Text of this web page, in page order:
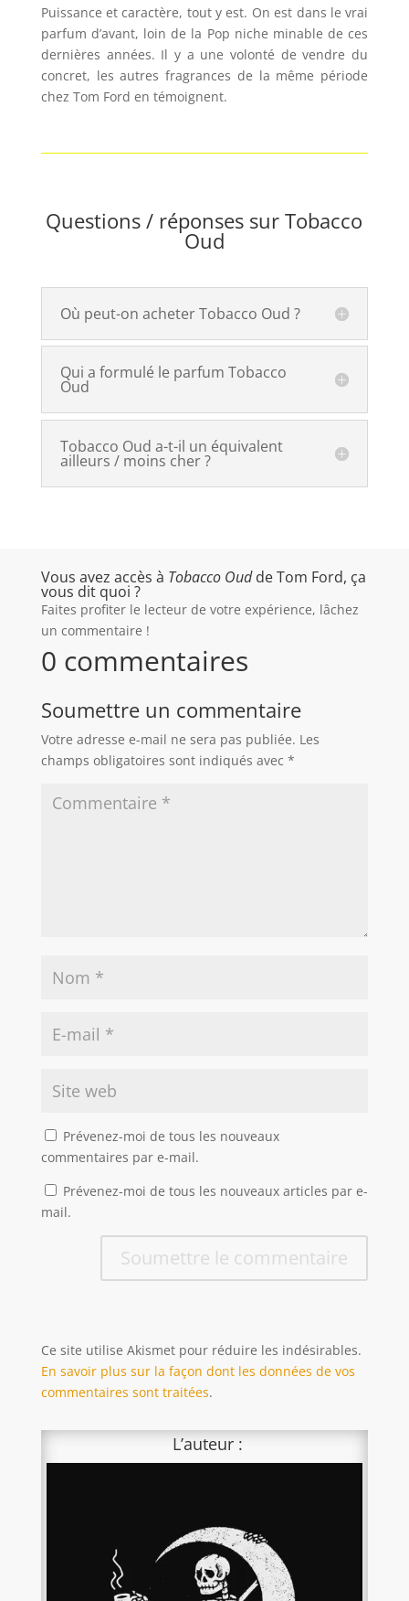
Puissance et caractère, tout y est. On est dans le vrai
parfum d’avant, loin de la Pop niche minable de ces
dernières années. Il y a une volonté de vendre du
concret, les autres fragrances de la même période
chez Tom Ford en témoignent.
Questions / réponses sur Tobacco
Oud
Où peut-on acheter Tobacco Oud ?
Qui a formulé le parfum Tobacco
Oud
Tobacco Oud a-t-il un équivalent
ailleurs / moins cher ?
Vous avez accès à Tobacco Oudde Tom Ford, ça
vous dit quoi ?
Faites profiter le lecteur de votre expérience, lâchez
un commentaire !
0 commentaires
Soumettre un commentaire
Votre adresse e-mail ne sera pas publiée. Les
champs obligatoires sont indiqués avec *
Prévenez-moi de tous les nouveaux
commentaires par e-mail.
Prévenez-moi de tous les nouveaux articles par e-
mail.
Soumettre le commentaire
Ce site utilise Akismet pour réduire les indésirables.
En savoir plus sur la façon dont les données de vos
commentaires sont traitées.
L’auteur :